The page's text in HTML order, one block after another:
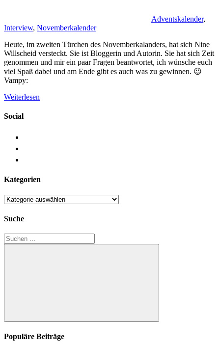
Adventskalender,
Interview, Novemberkalender
Heute, im zweiten Türchen des Novemberkalanders, hat sich Nine
Willscheid versteckt. Sie ist Bloggerin und Autorin. Sie hat sich Zeit
genommen und mir ein paar Fragen beantwortet, ich wünsche euch
viel Spaß dabei und am Ende gibt es auch was zu gewinnen. 😉
Vampy:
Weiterlesen
Social
Kategorien
Kategorien
Suche
Suchen
nach:
Suchen
Populäre Beiträge